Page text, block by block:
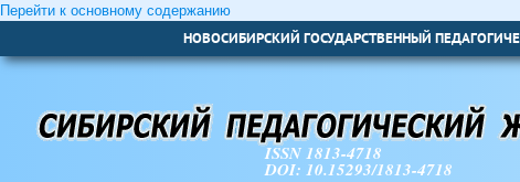
Перейти к основному содержанию
НОВОСИБИРСКИЙ ГОСУДАРСТВЕННЫЙ
ISSN 1813-4718
DOI: 10.15293/1813-4718